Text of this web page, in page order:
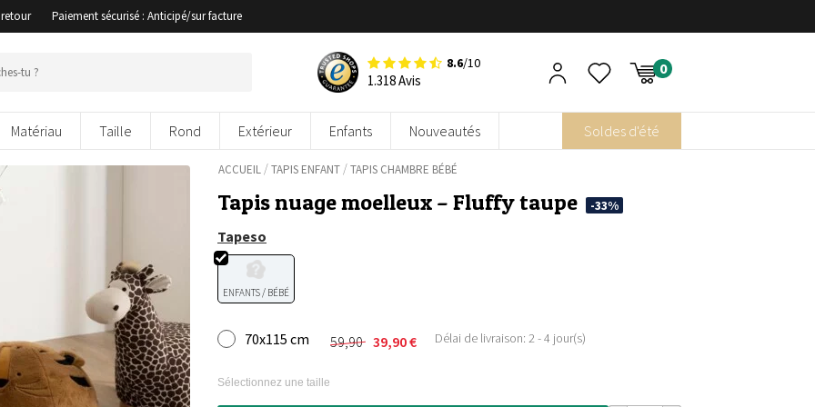
Paiement sécurisé : Anticipé/sur facture
8.6/10
1.318 Avis
Matériau Taille Rond Extérieur Enfants Nouveautés Soldes d'été
ACCUEIL/TAPIS ENFANT/TAPIS CHAMBRE BÉBÉ
Tapis nuage moelleux – Fluffy taupe -33%
Tapeso
ENFANTS / BÉBÉ
70x115 cm 59,90
Le
initial
39,90€
Le
actuel
Délai de livraison: 2 - 4 jour(s)
Sélectionnez une taille